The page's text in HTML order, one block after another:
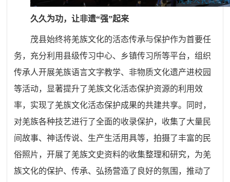
久久为功，让非遗“强”起来
茂县始终将羌族文化的活态传承与保护作为首要任
务，充分利用县级传习中心、乡镇传习所等平台，组织
传承人开展羌族语言文字教学、非物质文化遗产进校园
等活动，显著提升了羌族文化活态保护资源的利用效
率，实现了羌族文化活态保护成果的共建共享。同时，
对羌族各种技艺进行了全面的收录保护，收集了大量民
间故事、神话传说、生产生活用具等，拍摄了丰富的民
俗照片，开展了羌族文史资料的收集整理和研究，为羌
族文化的保护、传承、弘扬营造了良好的氛围，推动了